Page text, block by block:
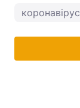
коронавірус